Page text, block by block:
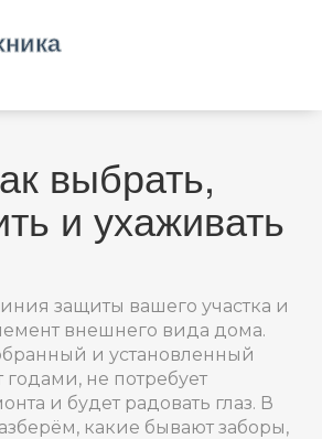
выбрать,
и ухаживать
защиты вашего участка и
внешнего вида дома.
и установленный
не потребует
и будет радовать глаз. В
какие бывают заборы,